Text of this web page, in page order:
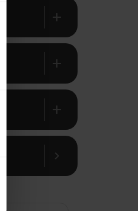
add
add
add
chevron_right